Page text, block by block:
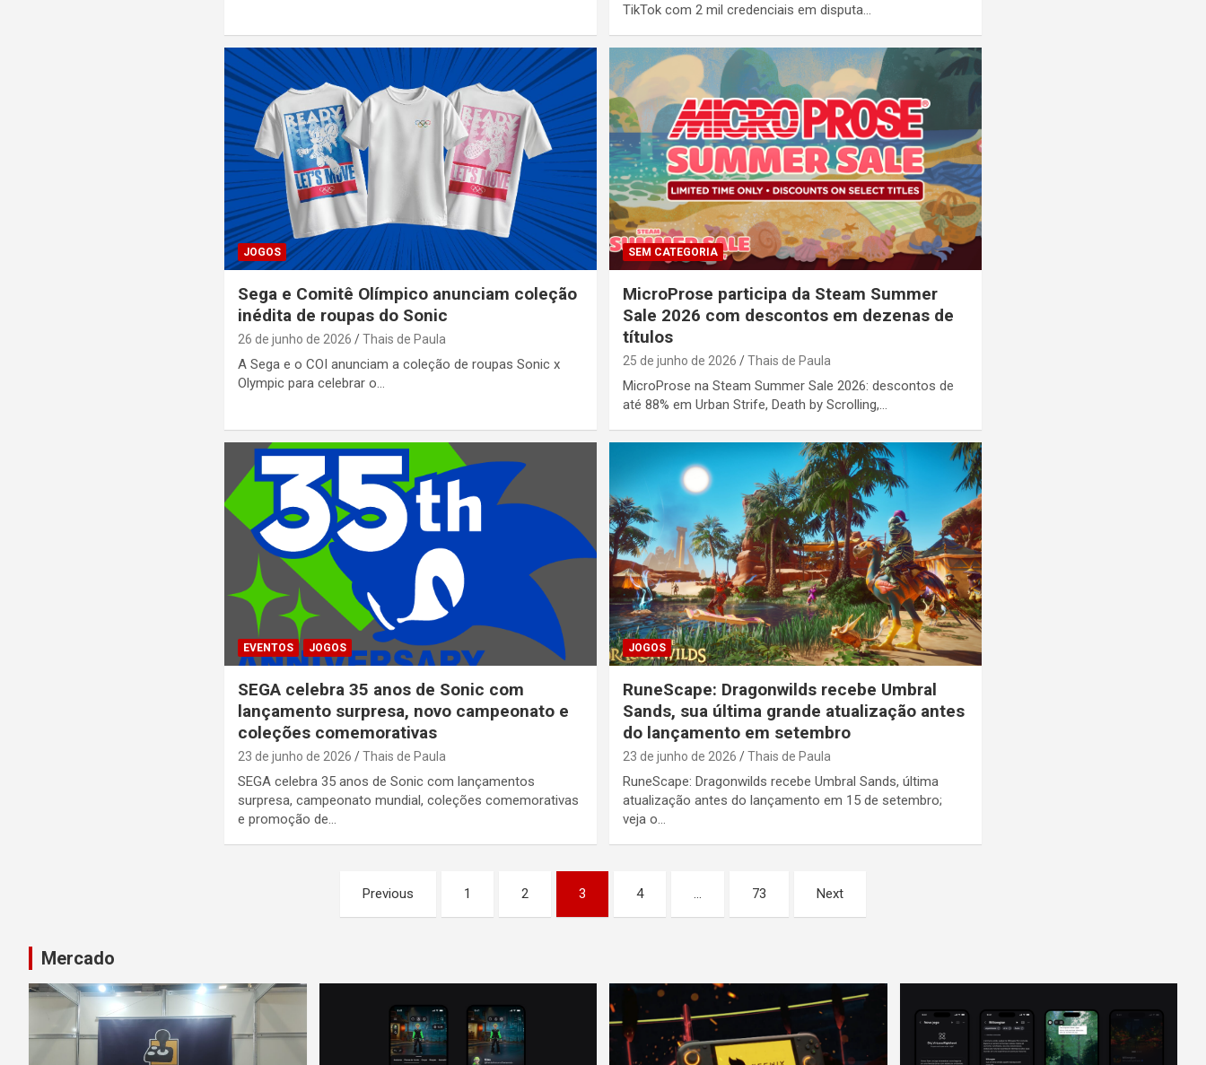
TikTok com 2 mil credenciais em disputa…
JOGOS
Sega e Comitê Olímpico anunciam coleção
inédita de roupas do Sonic
26 de junho de 2026 Thais de Paula
A Sega e o COI anunciam a coleção de roupas Sonic x
Olympic para celebrar o…
SEM CATEGORIA
MicroProse participa da Steam Summer
Sale 2026 com descontos em dezenas de
títulos
25 de junho de 2026 Thais de Paula
MicroProse na Steam Summer Sale 2026: descontos de
até 88% em Urban Strife, Death by Scrolling,…
EVENTOS JOGOS
SEGA celebra 35 anos de Sonic com
lançamento surpresa, novo campeonato e
coleções comemorativas
23 de junho de 2026 Thais de Paula
SEGA celebra 35 anos de Sonic com lançamentos
surpresa, campeonato mundial, coleções comemorativas
e promoção de…
JOGOS
RuneScape: Dragonwilds recebe Umbral
Sands, sua última grande atualização antes
do lançamento em setembro
23 de junho de 2026 Thais de Paula
RuneScape: Dragonwilds recebe Umbral Sands, última
atualização antes do lançamento em 15 de setembro;
veja o…
Previous 1 2 3 4 … 73 Next
Mercado